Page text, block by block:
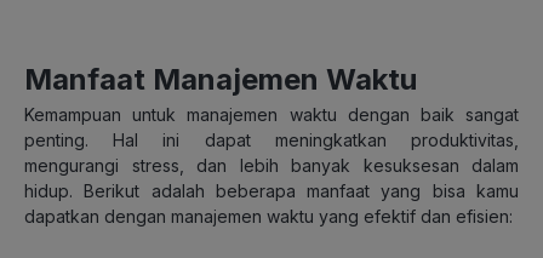
Manfaat Manajemen Waktu
Kemampuan untuk manajemen waktu dengan baik sangat
penting. Hal ini dapat meningkatkan produktivitas,
mengurangi stress, dan lebih banyak kesuksesan dalam
hidup. Berikut adalah beberapa manfaat yang bisa kamu
dapatkan dengan manajemen waktu yang efektif dan efisien: